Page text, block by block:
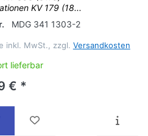
KV 179 (18...
MDG 341 1303-2
inkl. MwSt., zzgl. Versandkosten
lieferbar
€ *